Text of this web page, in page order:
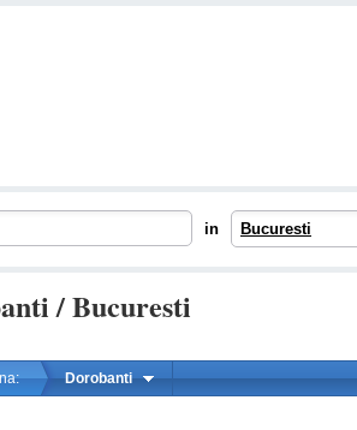
in Bucuresti
/ Bucuresti
Dorobanti